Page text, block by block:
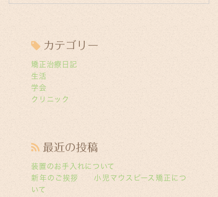
カテゴリー
矯正治療日記
生活
学会
クリニック
最近の投稿
装置のお手入れについて
新年のご挨拶 小児マウスピース矯正につ
いて